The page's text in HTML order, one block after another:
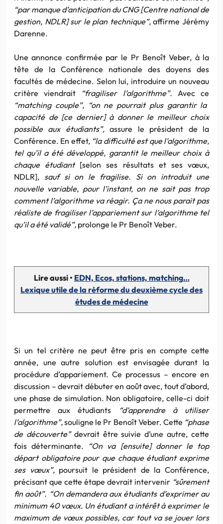
“par manque d’anticipation du CNG [Centre national de
gestion, NDLR] sur le plan technique”,affirme Jérémy
Darenne.
Une annonce confirmée par le Pr Benoît Veber, à la
tête de la Conférence nationale des doyens des
facultés de médecine. Selon lui, introduire un nouveau
critère viendrait
“fragiliser l’algorithme”. Avec ce
“matching couple”, “on ne pourrait plus garantir la
capacité de [ce dernier] à donner le meilleur choix
possible aux étudiants”,assure le président de la
Conférence. En effet,“la difficulté est que l’algorithme,
tel qu’il a été développé, garantit le meilleur choix à
chaque étudiant [selon ses résultats et ses vœux,
NDLR], sauf si on le fragilise. Si on introduit une
nouvelle variable, pour l’instant, on ne sait pas trop
comment l’algorithme va réagir. Ça ne nous parait pas
réaliste de fragiliser l’appariement sur l’algorithme tel
qu’il a été validé”, prolonge le Pr Benoît Veber.
Lire aussi • EDN, Ecos, stations, matching…
Lexique utile de la réforme du deuxième cycle des
études de médecine
Si un tel critère ne peut être pris en compte cette
année, une autre solution est envisagée durant la
procédure d’appariement. Ce processus – encore en
discussion – devrait débuter en août avec, tout d’abord,
une phase de simulation. Non obligatoire, celle-ci doit
permettre aux étudiants
“d’apprendre à utiliser
l’algorithme”,souligne le Pr Benoît Veber. Cette “phase
de découverte” devrait être suivie d’une autre, cette
fois déterminante. “On va [ensuite] donner le top
départ obligatoire pour que chaque étudiant exprime
ses vœux”,poursuit le président de la Conférence,
précisant que cette étape devrait intervenir “sûrement
fin août”. “On demandera aux étudiants d’exprimer au
minimum 40 vœux. Un étudiant a intérêt à exprimer le
maximum de vœux possibles, car tout va se jouer lors